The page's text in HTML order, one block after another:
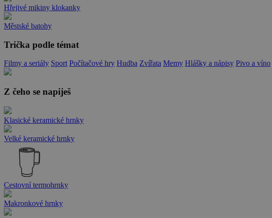
Hřejivé mikiny klokanky
Městské batohy
Trička podle témat
Filmy a seriály Sport Počítačové hry Hudba Zvířata Memy Hlášky a nápisy Pivo a víno
Z čeho se napiješ
Klasické keramické hrnky
Velké keramické hrnky
Cestovní termohrnky
Makronkové hrnky